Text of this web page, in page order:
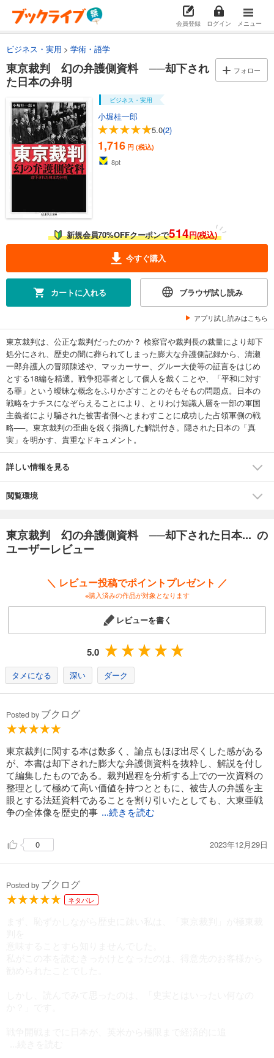
会員登録 ログイン メニュー
ビジネス・実用 学術・語学
東京裁判 幻の弁護側資料 ──却下され
た日本の弁明
フォロー
ビジネス・実用
小堀桂一郎
5.0(2)
1,716 円 (税込)
8pt
新規会員70%OFFクーポンで514円(税込)
今すぐ購入
カートに入れる ブラウザ試し読み
アプリ試し読みはこちら
東京裁判は、公正な裁判だったのか？ 検察官や裁判長の裁量により却下
処分にされ、歴史の闇に葬られてしまった膨大な弁護側記録から、清瀬
一郎弁護人の冒頭陳述や、マッカーサー、グルー大使等の証言をはじめ
とする18編を精選。戦争犯罪者として個人を裁くことや、「平和に対す
る罪」という曖昧な概念をふりかざすことのそもそもの問題点。日本の
戦略をナチスになぞらえることにより、とりわけ知識人層を一部の軍国
主義者により騙された被害者側へとまわすことに成功した占領軍側の戦
略──。東京裁判の歪曲を鋭く指摘した解説付き。隠された日本の「真
実」を明かす、貴重なドキュメント。
詳しい情報を見る
閲覧環境
東京裁判 幻の弁護側資料 ──却下された日本... の
ユーザーレビュー
＼ レビュー投稿でポイントプレゼント ／
※購入済みの作品が対象となります
レビューを書く
5.0
タメになる 深い ダーク
Posted by ブクログ
東京裁判に関する本は数多く、論点もほぼ出尽くした感がある
が、本書は却下された膨大な弁護側資料を抜粋し、解説を付し
て編集したものである。裁判過程を分析する上での一次資料の
整理として極めて高い価値を持つとともに、被告人の弁護を主
眼とする法廷資料であることを割り引いたとしても、大東亜戦
争の全体像を歴史的事 ...続きを読む
0 2023年12月29日
Posted by ブクログ
ネタバレ